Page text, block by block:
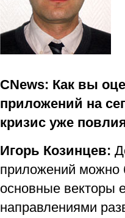
CNews: Как вы
приложений на
кризис уже
Игорь Козинцев:
приложений можно
основные векторы
направлениями